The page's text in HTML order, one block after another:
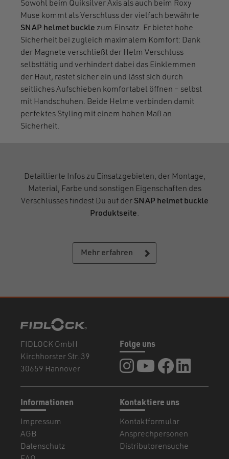
Sowohl beim Quiksilver Axis als auch beim Roxy
Muse kommt als Verschluss der vielfach bewährte
SNAP helmet buckle zum Einsatz. Er bietet hohe
Sicherheit bei zugleich maximalem Komfort: Dank
der Magnete verschließt der Helm Verschluss
selbsttätig und verhindert dabei das Einklemmen
der Haut, rastet sicher ein und lässt sich durch
seitliches Aufschieben komfortabel öffnen – selbst
mit Handschuhen. Beide Helme verbinden damit
perfektes Styling mit einem hohen Maß an
Sicherheit.
Detaillierte Infos zu Einsatzgebieten, der Montage,
Material, Farbe und sonstigen Eigenschaften des
Verschlusses findest Du auf der SNAP helmet buckle
Produktseite.
Mehr erfahren
FIDLOCK GmbH
Kirchhorster Str. 39
30659 Hannover
Kontaktiere uns
Kontaktformular
Ansprechpersonen
Distributorensuche
Informationen
Impressum
AGB
Datenschutz
Folge uns
FIDLOCK auf Instagram
FIDLOCK auf
FIDLOCK auf